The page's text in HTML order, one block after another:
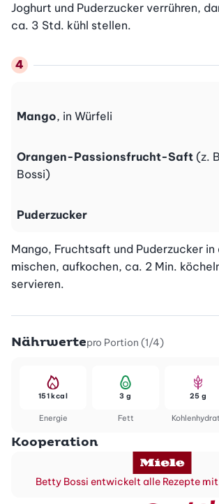
Joghurt und Puderzucker verrühren,
ca. 3 Std. kühl stellen.
Mango, in Würfeli
Orangen-Passionsfrucht-Saft (z.
Bossi)
Puderzucker
Mango, Fruchtsaft und Puderzucker in
mischen, aufkochen, ca. 2 Min.
servieren.
Nährwertepro Portion (1/4)
Energie
151 kcal
Fett
3 g 25 g
Kooperation
Betty Bossi entwickelt alle Rezepte